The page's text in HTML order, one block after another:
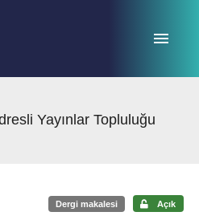
Yayınlar Topluluğu
Dergi makalesi Açık